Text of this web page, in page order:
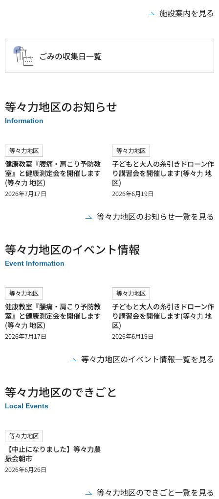
施設案内を見る
ごみの収集日一覧
等々力地区のお知らせ
Information
等々力地区
健康教室『腰痛・肩こり予防教
室』と健康測定会を開催します
(等々⼒ 地区)
2026年7月17日
等々力地区
子どもと大人の糸引きドローン作
り講習会を開催します(等々⼒ 地
区)
2026年6月19日
等々力地区のお知らせ一覧を見る
等々力地区のイベント情報
Event Information
等々力地区
健康教室『腰痛・肩こり予防教
室』と健康測定会を開催します
(等々⼒ 地区)
2026年7月17日
等々力地区
子どもと大人の糸引きドローン作
り講習会を開催します(等々⼒ 地
区)
2026年6月19日
等々力地区のイベント情報一覧を見る
等々力地区のできごと
Local Events
等々力地区
【中止になりました】等々力農
振会朝市
2026年6月26日
等々力地区のできごと一覧を見る